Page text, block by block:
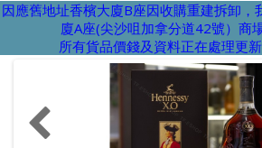
因應舊地址香檳大廈B座因收購重建拆卸，
廈A座(尖沙咀加拿分道42號）商
所有貨品價錢及資料正在處理更